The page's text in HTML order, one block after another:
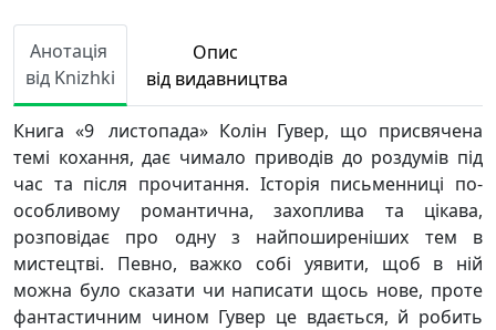
Анотація
від Knizhki
Опис
від видавництва
Книга «9 листопада» Колін Гувер, що присвячена
темі кохання, дає чимало приводів до роздумів під
час та після прочитання. Історія письменниці по-
особливому романтична, захоплива та цікава,
розповідає про одну з найпоширеніших тем в
мистецтві. Певно, важко собі уявити, щоб в ній
можна було сказати чи написати щось нове, проте
фантастичним чином Гувер це вдається, й робить